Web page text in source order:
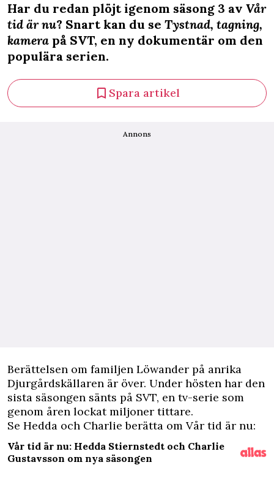
Har du redan plöjt igenom säsong 3 av Vår
tid är nu? Snart kan du se Tystnad, tagning,
kamera på SVT, en ny dokumentär om den
populära serien.
Spara artikel
Annons
Berättelsen om familjen Löwander på anrika
Djurgårdskällaren är över. Under hösten har den
sista säsongen sänts på SVT, en tv-serie som
genom åren lockat miljoner tittare.
Se Hedda och Charlie berätta om Vår tid är nu:
Vår tid är nu: Hedda Stiernstedt och Charlie
Gustavsson om nya säsongen